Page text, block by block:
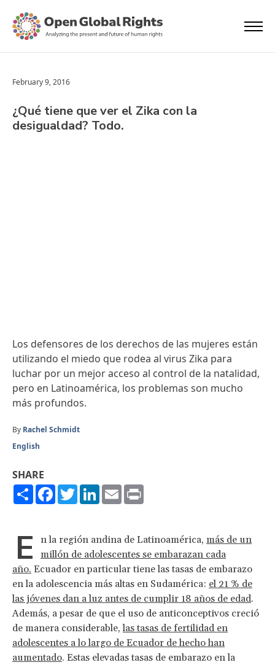
February 9, 2016
¿Qué tiene que ver el Zika con la
desigualdad? Todo.
Los defensores de los derechos de las mujeres están
utilizando el miedo que rodea al virus Zika para
luchar por un mejor acceso al control de la natalidad,
pero en Latinoamérica, los problemas son mucho
más profundos.
By Rachel Schmidt
English
SHARE
ShareFacebook
TwitterLinkedIn
Email
E n la región andina de Latinoamérica, más de un
millón de adolescentes se embarazan cada
año. Ecuador en particular tiene las tasas de embarazo
en la adolescencia más altas en Sudamérica: el 21 % de
las jóvenes dan a luz antes de cumplir 18 años de edad.
Además, a pesar de que el uso de anticonceptivos creció
de manera considerable,las tasas de fertilidad en
adolescentes a lo largo de Ecuador de hecho han
aumentado. Estas elevadas tasas de embarazo en la